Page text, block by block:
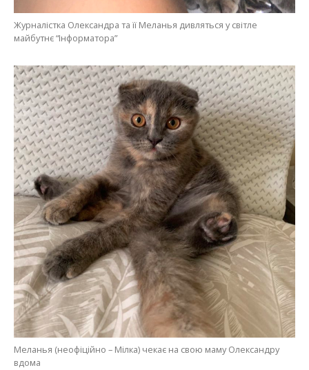
Журналістка Олександра та її Меланья дивляться у світле
майбутнє “Інформатора”
Меланья (неофіційно – Мілка) чекає на свою маму Олександру
вдома